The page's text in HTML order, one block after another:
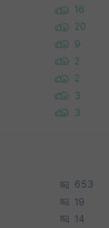
16
20
9
2
2
3
3
653
19
14